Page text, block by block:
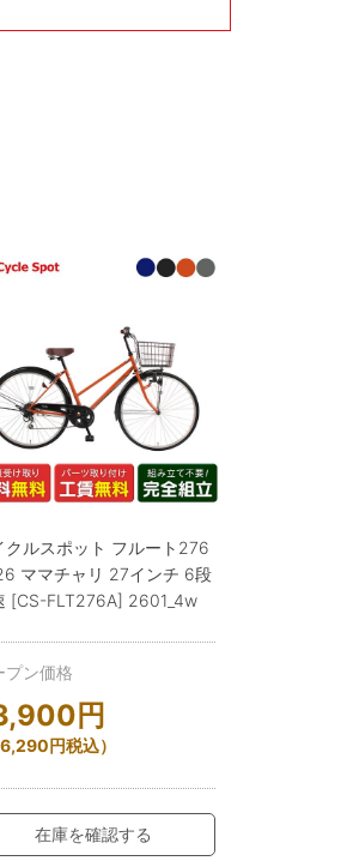
クルスポット フルート276
ママチャリ 27インチ 6段
[CS-FLT276A] 2601_4w
プン価格
円
円税込）
在庫を確認する